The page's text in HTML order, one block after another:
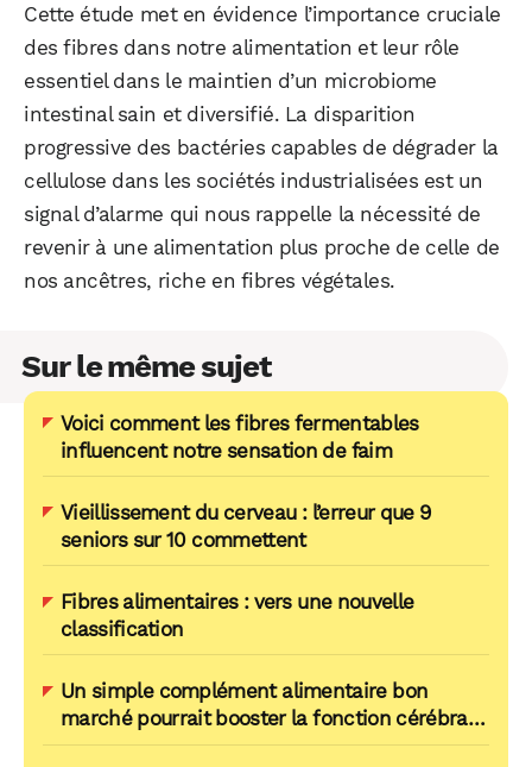
Cette étude met en évidence l’importance cruciale
des fibres dans notre alimentation et leur rôle
essentiel dans le maintien d’un microbiome
intestinal sain et diversifié. La disparition
progressive des bactéries capables de dégrader la
cellulose dans les sociétés industrialisées est un
signal d’alarme qui nous rappelle la nécessité de
revenir à une alimentation plus proche de celle de
nos ancêtres, riche en fibres végétales.
Sur le même sujet
Voici comment les fibres fermentables
influencent notre sensation de faim
Vieillissement du cerveau : l’erreur que 9
seniors sur 10 commettent
Fibres alimentaires : vers une nouvelle
classification
Un simple complément alimentaire bon
marché pourrait booster la fonction cérébrale
des personnes âgées